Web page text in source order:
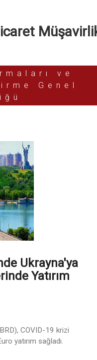
ve
Genel
Ukrayna'ya
Yatırım
COVID-19 krizi
yatırım sağladı.